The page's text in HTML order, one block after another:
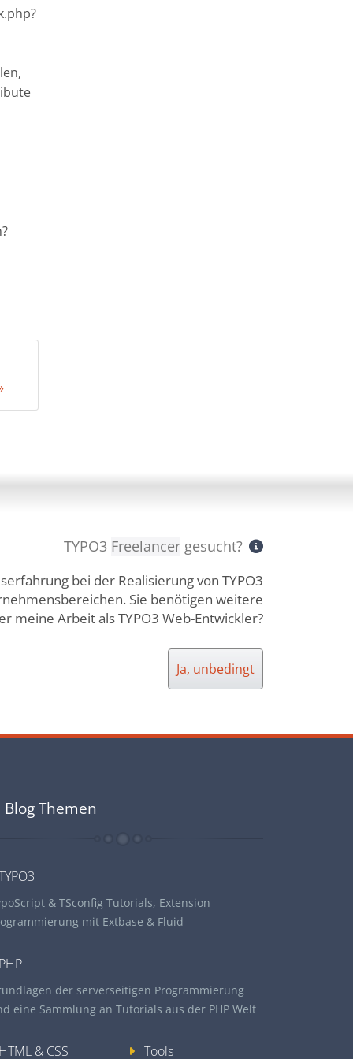
TYPO3 Freelancer gesucht?
bei der Realisierung von TYPO3
Sie benötigen weitere
meine Arbeit als TYPO3 Web-Entwickler?
Ja, unbedingt
Blog Themen
& TSconfig Tutorials, Extension
mit Extbase & Fluid
der serverseitigen Programmierung
eine Sammlung an Tutorials aus der PHP Welt
& CSS Tools